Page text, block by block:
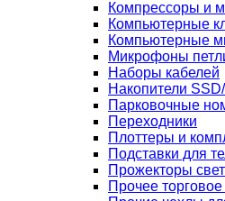
Компрессоры и
Компьютерные
Компьютерные
Микрофоны
Наборы кабелей
Накопители
Парковочные
Переходники
Плоттеры и
Подставки для
Прожекторы
Прочее